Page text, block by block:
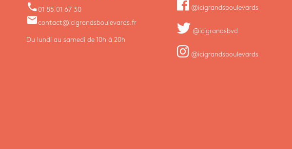
phone 01 85 01 67 30
emailcontact@icigrandsboulevards.fr
Du lundi au samedi de 10h à 20h
@icigrandsboulevards
@icigrandsbvd
@icigrandsboulevards